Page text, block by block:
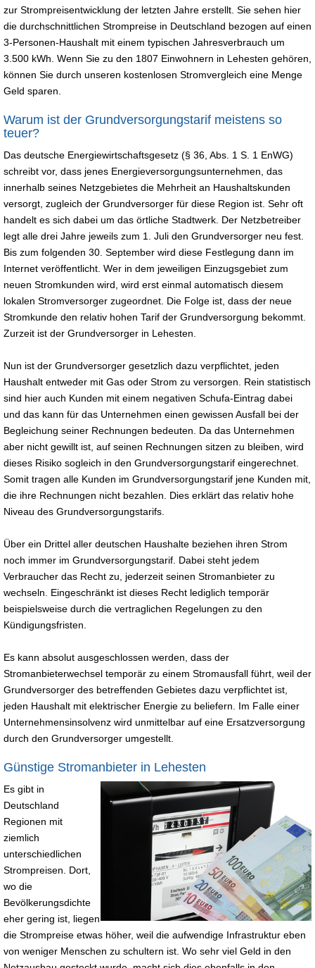
zur Strompreisentwicklung der letzten Jahre erstellt. Sie sehen hier
die durchschnittlichen Strompreise in Deutschland bezogen auf einen
3-Personen-Haushalt mit einem typischen Jahresverbrauch um
3.500 kWh. Wenn Sie zu den 1807 Einwohnern in Lehesten gehören,
können Sie durch unseren kostenlosen Stromvergleich eine Menge
Geld sparen.
Warum ist der Grundversorgungstarif meistens so
teuer?
Das deutsche Energiewirtschaftsgesetz (§ 36, Abs. 1 S. 1 EnWG)
schreibt vor, dass jenes Energieversorgungsunternehmen, das
innerhalb seines Netzgebietes die Mehrheit an Haushaltskunden
versorgt, zugleich der Grundversorger für diese Region ist. Sehr oft
handelt es sich dabei um das örtliche Stadtwerk. Der Netzbetreiber
legt alle drei Jahre jeweils zum 1. Juli den Grundversorger neu fest.
Bis zum folgenden 30. September wird diese Festlegung dann im
Internet veröffentlicht. Wer in dem jeweiligen Einzugsgebiet zum
neuen Stromkunden wird, wird erst einmal automatisch diesem
lokalen Stromversorger zugeordnet. Die Folge ist, dass der neue
Stromkunde den relativ hohen Tarif der Grundversorgung bekommt.
Zurzeit ist der Grundversorger in Lehesten.
Nun ist der Grundversorger gesetzlich dazu verpflichtet, jeden
Haushalt entweder mit Gas oder Strom zu versorgen. Rein statistisch
sind hier auch Kunden mit einem negativen Schufa-Eintrag dabei
und das kann für das Unternehmen einen gewissen Ausfall bei der
Begleichung seiner Rechnungen bedeuten. Da das Unternehmen
aber nicht gewillt ist, auf seinen Rechnungen sitzen zu bleiben, wird
dieses Risiko sogleich in den Grundversorgungstarif eingerechnet.
Somit tragen alle Kunden im Grundversorgungstarif jene Kunden mit,
die ihre Rechnungen nicht bezahlen. Dies erklärt das relativ hohe
Niveau des Grundversorgungstarifs.
Über ein Drittel aller deutschen Haushalte beziehen ihren Strom
noch immer im Grundversorgungstarif. Dabei steht jedem
Verbraucher das Recht zu, jederzeit seinen Stromanbieter zu
wechseln. Eingeschränkt ist dieses Recht lediglich temporär
beispielsweise durch die vertraglichen Regelungen zu den
Kündigungsfristen.
Es kann absolut ausgeschlossen werden, dass der
Stromanbieterwechsel temporär zu einem Stromausfall führt, weil der
Grundversorger des betreffenden Gebietes dazu verpflichtet ist,
jeden Haushalt mit elektrischer Energie zu beliefern. Im Falle einer
Unternehmensinsolvenz wird unmittelbar auf eine Ersatzversorgung
durch den Grundversorger umgestellt.
Günstige Stromanbieter in Lehesten
Es gibt in
Deutschland
Regionen mit
ziemlich
unterschiedlichen
Strompreisen. Dort,
wo die
Bevölkerungsdichte
eher gering ist, liegen
die Strompreise etwas höher, weil die aufwendige Infrastruktur eben
von weniger Menschen zu schultern ist. Wo sehr viel Geld in den